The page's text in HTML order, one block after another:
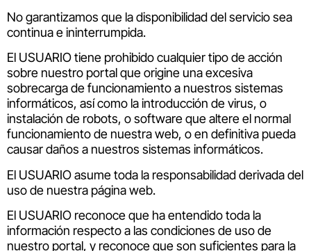
No garantizamos que la disponibilidad del servicio sea
continua e ininterrumpida.
El USUARIO tiene prohibido cualquier tipo de acción
sobre nuestro portal que origine una excesiva
sobrecarga de funcionamiento a nuestros sistemas
informáticos, así como la introducción de virus, o
instalación de robots, o software que altere el normal
funcionamiento de nuestra web, o en definitiva pueda
causar daños a nuestros sistemas informáticos.
El USUARIO asume toda la responsabilidad derivada del
uso de nuestra página web.
El USUARIO reconoce que ha entendido toda la
información respecto a las condiciones de uso de
nuestro portal, y reconoce que son suficientes para la